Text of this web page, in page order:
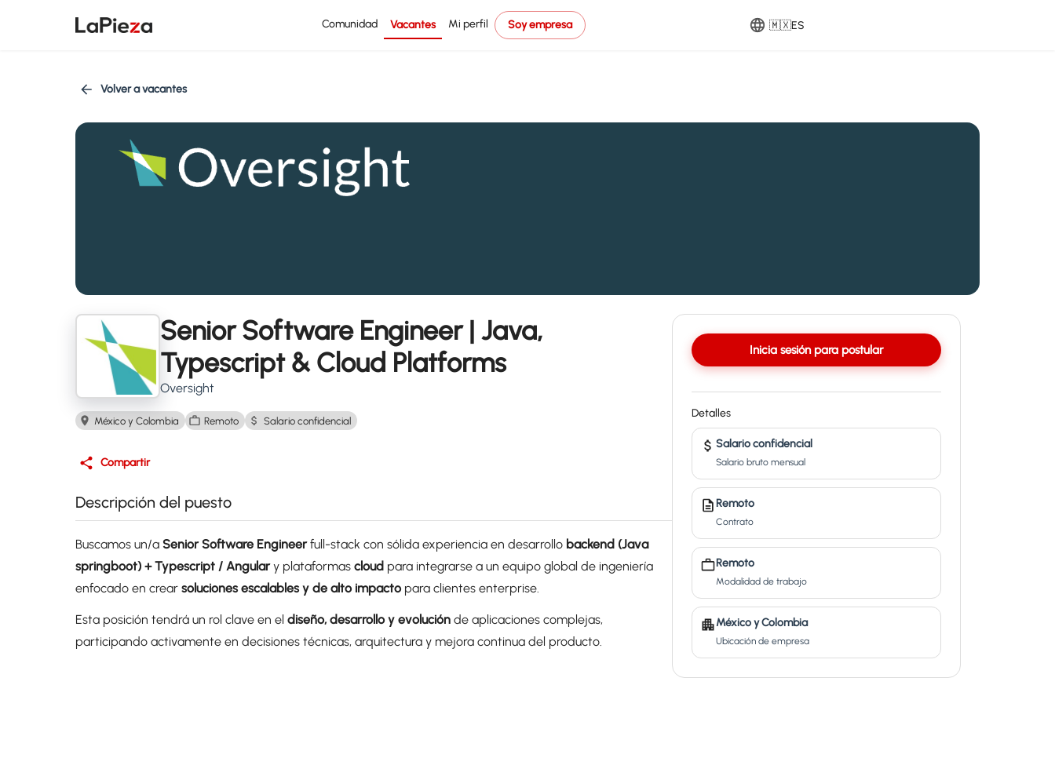
Comunidad Vacantes Mi perfil Soy empresa 🇲🇽ES
Volver a vacantes
Senior Software Engineer | Java,
Typescript & Cloud Platforms
Oversight
México y Colombia Remoto Salario confidencial
Compartir
Descripción del puesto
Buscamos un/a Senior Software Engineerfull-stack con sólida experiencia en desarrollo backend (Java
springboot) + Typescript / Angulary plataformas cloud para integrarse a un equipo global de ingeniería
enfocado en crear soluciones escalables y de alto impacto para clientes enterprise.
Esta posición tendrá un rol clave en el diseño, desarrollo y evolución de aplicaciones complejas,
participando activamente en decisiones técnicas, arquitectura y mejora continua del producto.
Inicia sesión para postular
Detalles
Salario confidencial
Salario bruto mensual
Remoto
Contrato
Remoto
Modalidad de trabajo
México y Colombia
Ubicación de empresa